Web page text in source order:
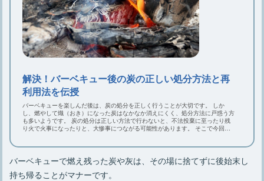
解決！バーベキュー後の炭の正しい処分方法と再
利用法を伝授
バーベキューを楽しんだ後は、炭の処分を正しく行うことが大切です。 しか
し、燃やして熾（おき）になった炭はなかなか消えにくく、処分方法に戸惑う方
も多いようです。 炭の処分は正しい方法で行わないと、不法投棄に至ったり残
り火で火事になったりと、大惨事につながる可能性があります。 そこで今回
バーベキューで燃え残った炭や灰は、その場に捨てずに後始末し
持ち帰ることがマナーです。